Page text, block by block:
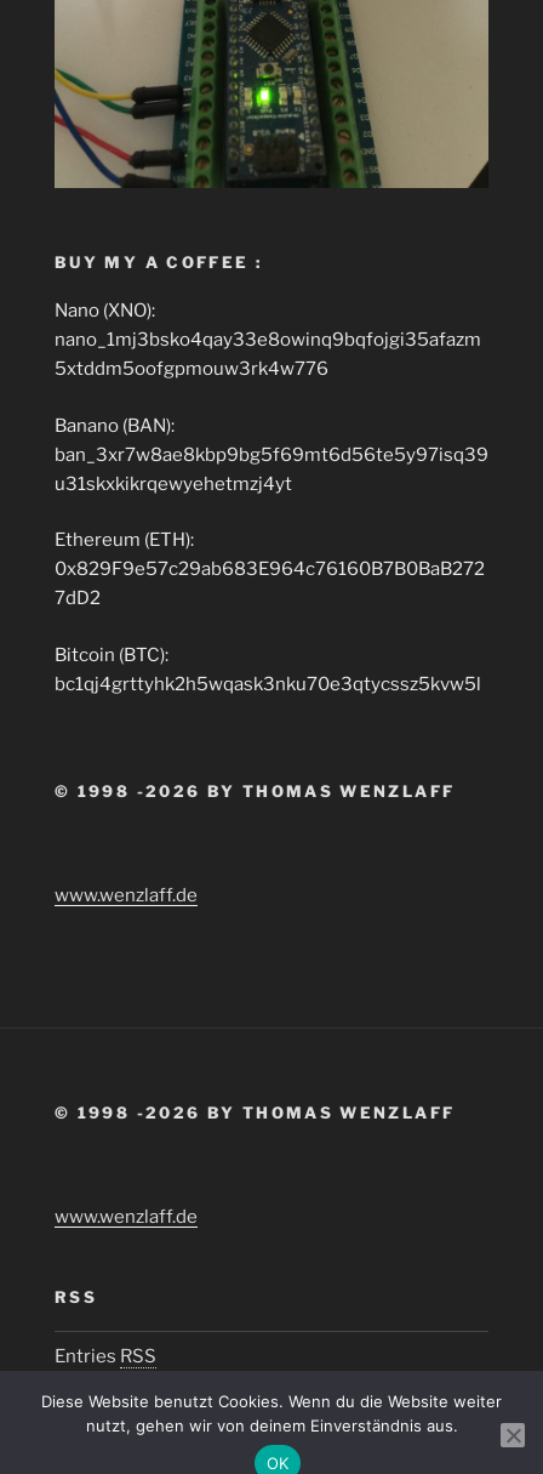
BUY MY A COFFEE :
Nano (XNO):
nano_1mj3bsko4qay33e8owinq9bqfojgi35afazm
5xtddm5oofgpmouw3rk4w776
Banano (BAN):
ban_3xr7w8ae8kbp9bg5f69mt6d56te5y97isq39
u31skxkikrqewyehetmzj4yt
Ethereum (ETH):
0x829F9e57c29ab683E964c76160B7B0BaB272
7dD2
Bitcoin (BTC):
bc1qj4grttyhk2h5wqask3nku70e3qtycssz5kvw5l
© 1998 -2026 BY THOMAS WENZLAFF
www.wenzlaff.de
© 1998 -2026 BY THOMAS WENZLAFF
www.wenzlaff.de
RSS
Entries RSS
Diese Website benutzt Cookies. Wenn du die Website weiter
nutzt, gehen wir von deinem Einverständnis aus.
OK